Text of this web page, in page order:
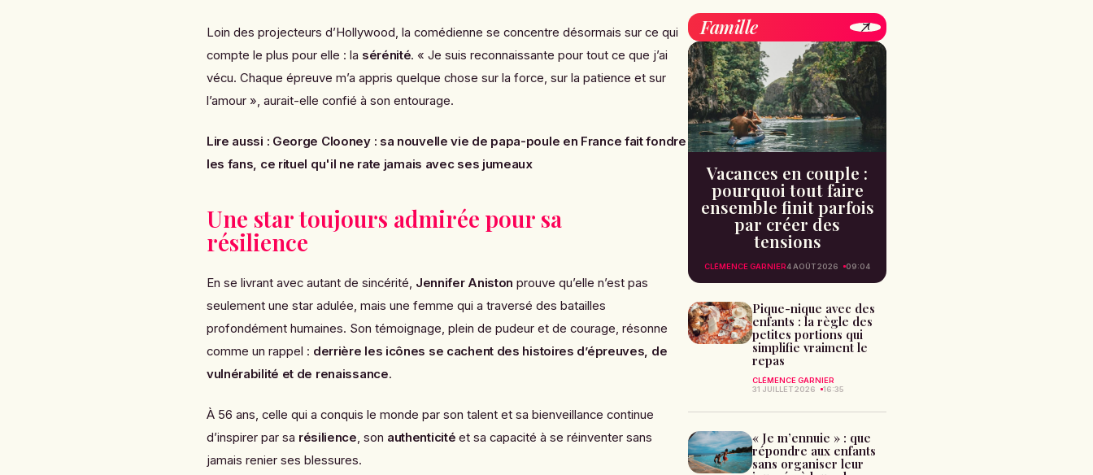
Loin des projecteurs d’Hollywood, la comédienne se concentre désormais sur ce qui
compte le plus pour elle : la sérénité. « Je suis reconnaissante pour tout ce que j’ai
vécu. Chaque épreuve m’a appris quelque chose sur la force, sur la patience et sur
l’amour », aurait-elle confié à son entourage.
Lire aussi : George Clooney : sa nouvelle vie de papa-poule en France fait fondre
les fans, ce rituel qu'il ne rate jamais avec ses jumeaux
Une star toujours admirée pour sa
résilience
En se livrant avec autant de sincérité, Jennifer Aniston prouve qu’elle n’est pas
seulement une star adulée, mais une femme qui a traversé des batailles
profondément humaines. Son témoignage, plein de pudeur et de courage, résonne
comme un rappel : derrière les icônes se cachent des histoires d’épreuves, de
vulnérabilité et de renaissance.
À 56 ans, celle qui a conquis le monde par son talent et sa bienveillance continue
d’inspirer par sa résilience, son authenticité et sa capacité à se réinventer sans
jamais renier ses blessures.
Famille
Vacances en couple :
pourquoi tout faire
ensemble finit parfois
par créer des
tensions
CLÉMENCE GARNIER4 AOÛT 2026 09:04
Pique-nique avec des
enfants : la règle des
petites portions qui
simplifie vraiment le
repas
CLÉMENCE GARNIER
31 JUILLET 2026
16:35
« Je m’ennuie » : que
répondre aux enfants
sans organiser leur